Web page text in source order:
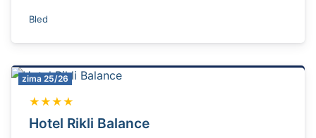
Bled
zima 25/26
★★★★
Hotel Rikli Balance